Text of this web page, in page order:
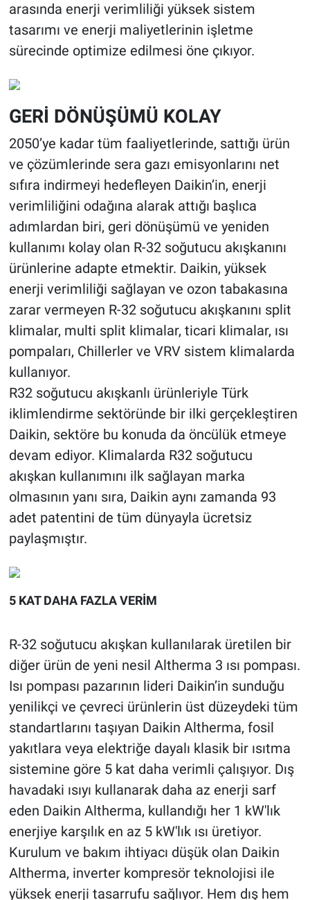
arasında enerji verimliliği yüksek sistem
tasarımı ve enerji maliyetlerinin işletme
sürecinde optimize edilmesi öne çıkıyor.
GERİ DÖNÜŞÜMÜ KOLAY
2050’ye kadar tüm faaliyetlerinde, sattığı ürün
ve çözümlerinde sera gazı emisyonlarını net
sıfıra indirmeyi hedefleyen Daikin’in, enerji
verimliliğini odağına alarak attığı başlıca
adımlardan biri, geri dönüşümü ve yeniden
kullanımı kolay olan R-32 soğutucu akışkanını
ürünlerine adapte etmektir. Daikin, yüksek
enerji verimliliği sağlayan ve ozon tabakasına
zarar vermeyen R-32 soğutucu akışkanını split
klimalar, multi split klimalar, ticari klimalar, ısı
pompaları, Chillerler ve VRV sistem klimalarda
kullanıyor.
R32 soğutucu akışkanlı ürünleriyle Türk
iklimlendirme sektöründe bir ilki gerçekleştiren
Daikin, sektöre bu konuda da öncülük etmeye
devam ediyor. Klimalarda R32 soğutucu
akışkan kullanımını ilk sağlayan marka
olmasının yanı sıra, Daikin aynı zamanda 93
adet patentini de tüm dünyayla ücretsiz
paylaşmıştır.
5 KAT DAHA FAZLA VERİM
R-32 soğutucu akışkan kullanılarak üretilen bir
diğer ürün de yeni nesil Altherma 3 ısı pompası.
Isı pompası pazarının lideri Daikin’in sunduğu
yenilikçi ve çevreci ürünlerin üst düzeydeki tüm
standartlarını taşıyan Daikin Altherma, fosil
yakıtlara veya elektriğe dayalı klasik bir ısıtma
sistemine göre 5 kat daha verimli çalışıyor. Dış
havadaki ısıyı kullanarak daha az enerji sarf
eden Daikin Altherma, kullandığı her 1 kW'lık
enerjiye karşılık en az 5 kW'lık ısı üretiyor.
Kurulum ve bakım ihtiyacı düşük olan Daikin
Altherma, inverter kompresör teknolojisi ile
yüksek enerji tasarrufu sağlıyor. Hem dış hem